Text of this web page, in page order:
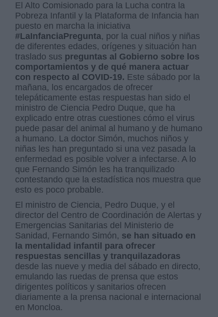
El Alto Comisionado para la Lucha contra la
Pobreza Infantil y la Plataforma de Infancia han
puesto en marcha la iniciativa
#LaInfanciaPregunta, por la cual niños y niñas
de diferentes edades, orígenes y situación han
traslado sus preguntas al Gobierno sobre los
comportamientos y de qué manera actuar
con respecto al COVID-19. Este sábado por la
mañana, los encargados de ofrecer
telepáticamente estas respuestas han sido el
ministro de Ciencia Pedro Duque, que ha
explicado entre otras cuestiones cómo el virus
puede pasar del animal al humano y de humano
a humano. La doctor Simón, muchos niños y
niñas les han preguntado si una vez pasada la
enfermedad es posible volver a infectarse. A lo
que Fernando Simón les ha tranquilizado
contestando que la estadística nos muestra que
esto es poco probable.
El ministro de Ciencia, Pedro Duque, y el
director del Centro de Coordinación de Alertas y
Emergencias Sanitarias del Ministerio de
Sanidad, Fernando Simón, se han situado en
la mentalidad infantil para ofrecer
respuestas sencillas y tranquilazadoras
desde las nueve y media del sábado en directo,
emulando las ruedas de prensa que estos
dirigentes políticos y sanitarios ofrecen
diariamente a la prensa nacional e internacional
en Moncloa.